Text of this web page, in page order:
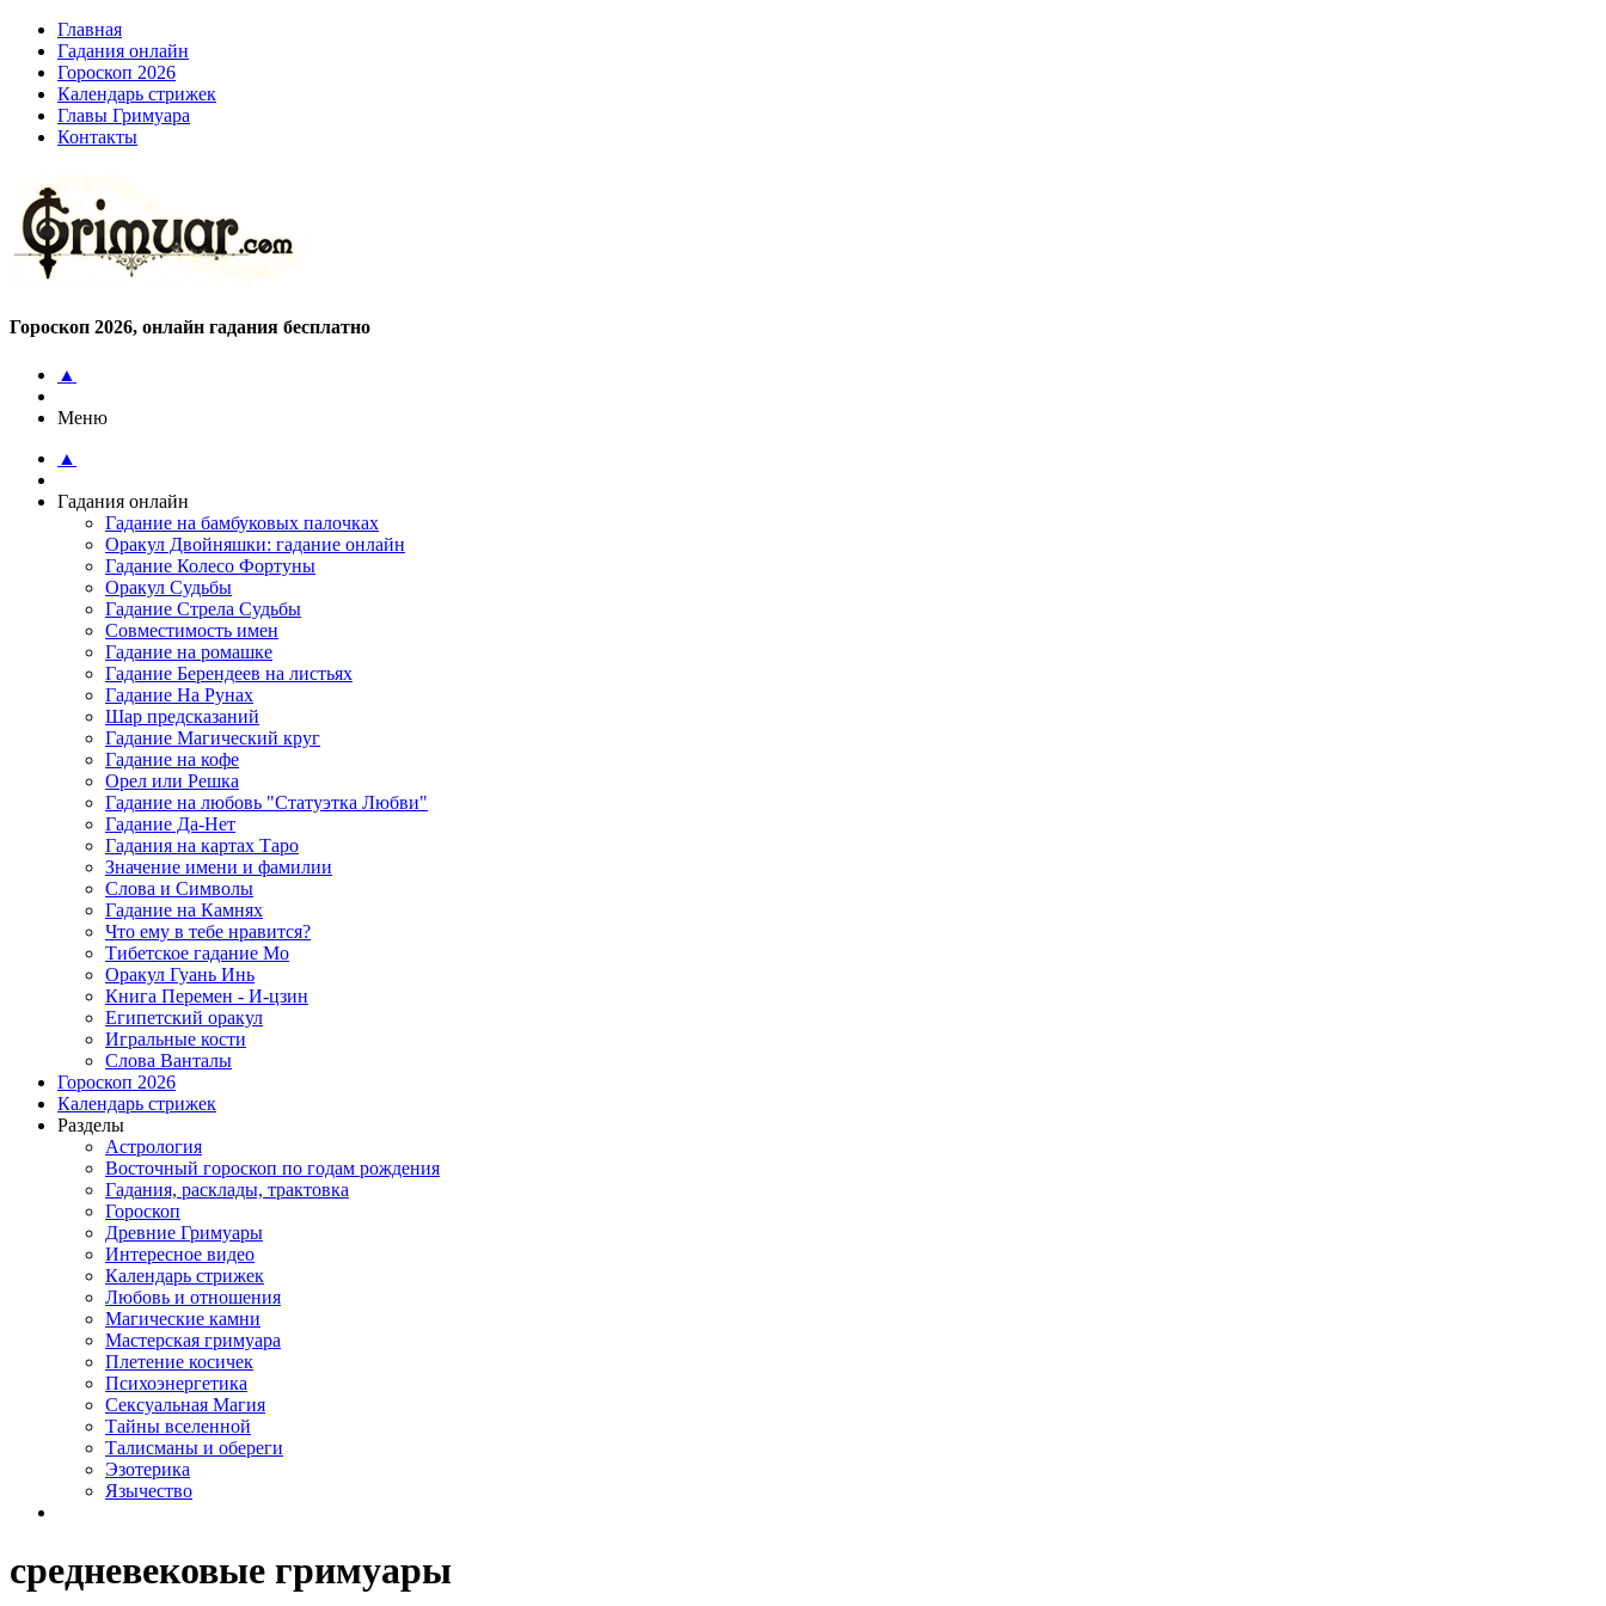
Главная
Гадания онлайн
Гороскоп 2026
Календарь стрижек
Главы Гримуара
Контакты
Гороскоп 2026, онлайн гадания бесплатно
▲
Меню
▲
Гадания онлайн
Гадание на бамбуковых палочках
Оракул Двойняшки: гадание онлайн
Гадание Колесо Фортуны
Оракул Судьбы
Гадание Стрела Судьбы
Совместимость имен
Гадание на ромашке
Гадание Берендеев на листьях
Гадание На Рунах
Шар предсказаний
Гадание Магический круг
Гадание на кофе
Орел или Решка
Гадание на любовь "Статуэтка Любви"
Гадание Да-Нет
Гадания на картах Таро
Значение имени и фамилии
Слова и Символы
Гадание на Камнях
Что ему в тебе нравится?
Тибетское гадание Мо
Оракул Гуань Инь
Книга Перемен - И-цзин
Египетский оракул
Игральные кости
Слова Ванталы
Гороскоп 2026
Календарь стрижек
Разделы
Астрология
Восточный гороскоп по годам рождения
Гадания, расклады, трактовка
Гороскоп
Древние Гримуары
Интересное видео
Календарь стрижек
Любовь и отношения
Магические камни
Мастерская гримуара
Плетение косичек
Психоэнергетика
Сексуальная Магия
Тайны вселенной
Талисманы и обереги
Эзотерика
Язычество
средневековые гримуары